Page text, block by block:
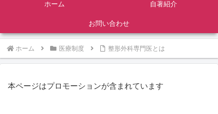
ホーム 自著紹介
お問い合わせ
ホーム 医療制度 整形外科専門医とは
本ページはプロモーションが含まれています